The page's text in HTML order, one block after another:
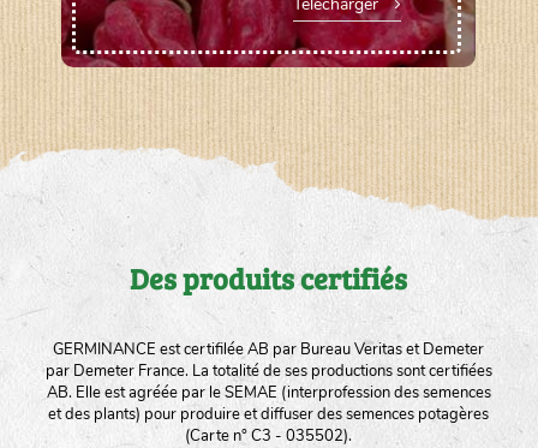
Des produits certifiés
GERMINANCE est certifilée AB par Bureau Veritas et Demeter
par Demeter France. La totalité de ses productions sont certifiées
AB. Elle est agréée par le SEMAE (interprofession des semences
et des plants) pour produire et diffuser des semences potagères
(Carte n° C3 - 035502).